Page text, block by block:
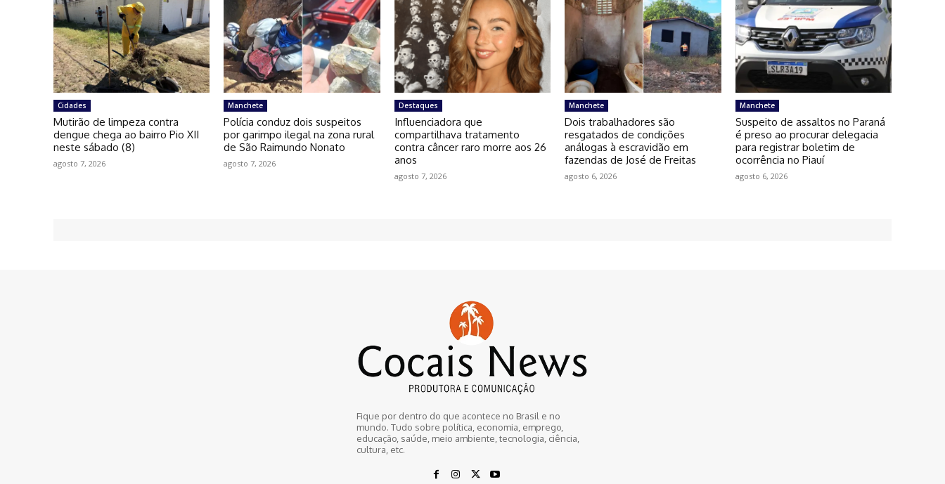
Cidades
Mutirão de limpeza contra
dengue chega ao bairro Pio XII
neste sábado (8)
agosto 7, 2026
Manchete
Polícia conduz dois suspeitos
por garimpo ilegal na zona rural
de São Raimundo Nonato
agosto 7, 2026
Destaques
Influenciadora que
compartilhava tratamento
contra câncer raro morre aos 26
anos
agosto 7, 2026
Manchete
Dois trabalhadores são
resgatados de condições
análogas à escravidão em
fazendas de José de Freitas
agosto 6, 2026
Manchete
Suspeito de assaltos no Paraná
é preso ao procurar delegacia
para registrar boletim de
ocorrência no Piauí
agosto 6, 2026
Fique por dentro do que acontece no Brasil e no
mundo. Tudo sobre política, economia, emprego,
educação, saúde, meio ambiente, tecnologia, ciência,
cultura, etc.